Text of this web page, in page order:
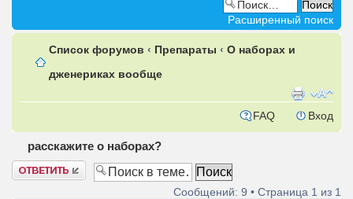
Расширенный поиск
Список форумов ‹ Препараты ‹ О наборах и
дженериках вообще
FAQ Вход
расскажите о наборах?
Ответить
Сообщений: 9 • Страница 1 из 1